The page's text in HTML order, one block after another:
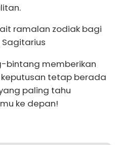
ramalan zodiak bagi
Sagitarius
bintang memberikan
tetap berada
paling tahu
ke depan!